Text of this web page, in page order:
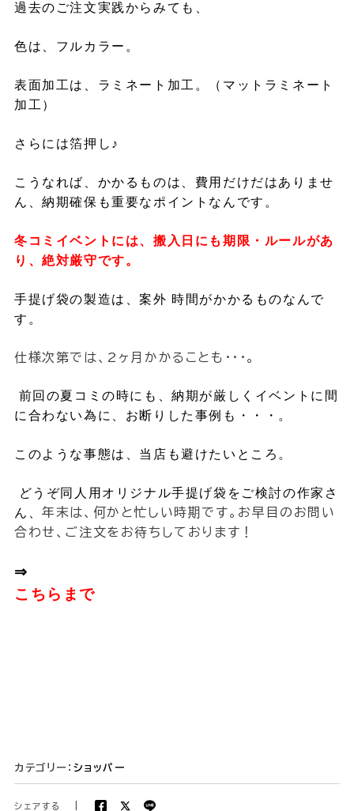
過去のご注文実践からみても、
色は、フルカラー。
表面加工は、ラミネート加工。（マットラミネート
加工）
さらには箔押し♪
こうなれば、かかるものは、費用だけだはありませ
ん、納期確保も重要なポイントなんです。
冬コミイベントには、搬入日にも期限・ルールがあ
り、絶対厳守です。
手提げ袋の製造は、案外 時間がかかるものなんで
す。
仕様次第では、2ヶ月かかることも・・・。
前回の夏コミの時にも、納期が厳しくイベントに間
に合わない為に、お断りした事例も・・・。
このような事態は、当店も避けたいところ。
どうぞ同人用オリジナル手提げ袋をご検討の作家さ
ん、年末は、何かと忙しい時期です。お早目のお問い
合わせ、ご注文をお待ちしております！
⇒
こちらまで
カテゴリー： ショッパー
シェアする